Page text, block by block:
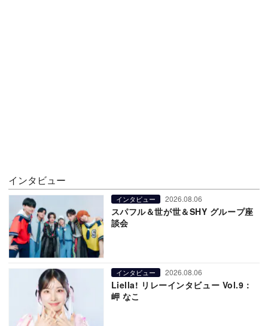
インタビュー
インタビュー 2026.08.06
スパフル＆世が世＆SHY グループ座
談会
インタビュー 2026.08.06
Liella! リレーインタビュー Vol.9：
岬 なこ